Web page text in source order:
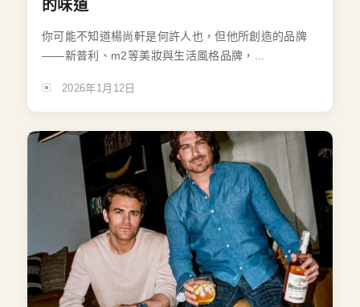
的味道
你可能不知道楊尚軒是何許人也，但他所創造的品牌
——新普利、m2等美妝與生活風格品牌，...
2026年1月12日